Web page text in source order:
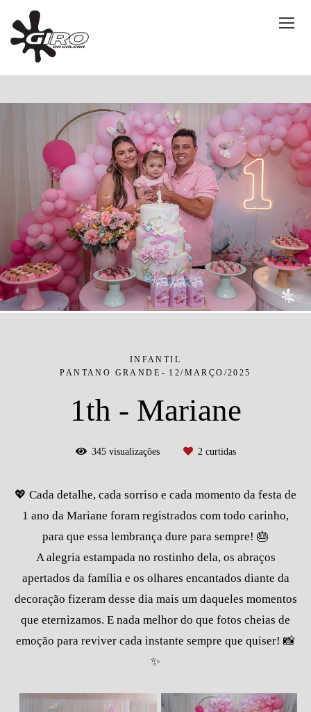
INFANTIL
PANTANO GRANDE
12/MARÇO/2025
1th - Mariane
345visualizações 2curtidas
💖 Cada detalhe, cada sorriso e cada momento da festa de
1 ano da Mariane foram registrados com todo carinho,
para que essa lembrança dure para sempre! 🎂
A alegria estampada no rostinho dela, os abraços
apertados da família e os olhares encantados diante da
decoração fizeram desse dia mais um daqueles momentos
que eternizamos. E nada melhor do que fotos cheias de
emoção para reviver cada instante sempre que quiser! 📸
✨